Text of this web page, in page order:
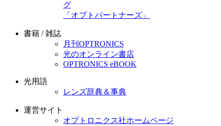
グ
「オプトパートナーズ」
書籍 / 雑誌
月刊OPTRONICS
光のオンライン書店
OPTRONICS eBOOK
光用語
レンズ辞典＆事典
運営サイト
オプトロニクス社ホームページ